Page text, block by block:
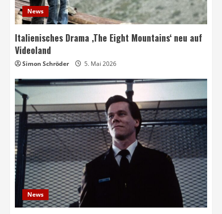
News
Italienisches Drama ‚The Eight Mountains‘ neu auf
Videoland
Simon Schröder 5. Mai 2026
News